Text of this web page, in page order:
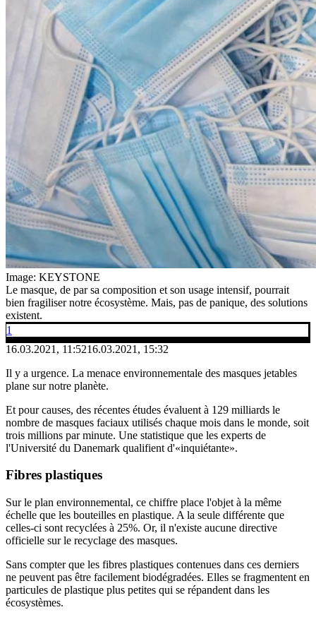
Image: KEYSTONE
Le masque, de par sa composition et son usage intensif, pourrait
bien fragiliser notre écosystème. Mais, pas de panique, des solutions
existent.
1
16.03.2021, 11:5216.03.2021, 15:32
Il y a urgence. La menace environnementale des masques jetables
plane sur notre planète.
Et pour causes, des récentes études évaluent à 129 milliards le
nombre de masques faciaux utilisés chaque mois dans le monde, soit
trois millions par minute. Une statistique que les experts de
l'Université du Danemark qualifient d'«inquiétante».
Fibres plastiques
Sur le plan environnemental, ce chiffre place l'objet à la même
échelle que les bouteilles en plastique. A la seule différente que
celles-ci sont recyclées à 25%. Or, il n'existe aucune directive
officielle sur le recyclage des masques.
Sans compter que les fibres plastiques contenues dans ces derniers
ne peuvent pas être facilement biodégradées. Elles se fragmentent en
particules de plastique plus petites qui se répandent dans les
écosystèmes.